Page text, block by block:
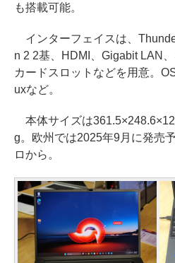
も搭載可能。
インターフェイスは、
n 2 2基、HDMI、Gigabit LAN
カードスロットなどを用意。
uxなど。
本体サイズは
g。欧州では2025年9月に発売
ロから。